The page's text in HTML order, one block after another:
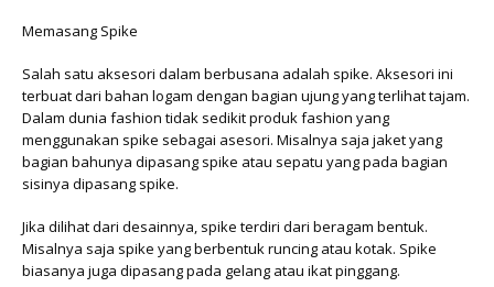
Memasang Spike
Salah satu aksesori dalam berbusana adalah spike. Aksesori ini
terbuat dari bahan logam dengan bagian ujung yang terlihat tajam.
Dalam dunia fashion tidak sedikit produk fashion yang
menggunakan spike sebagai asesori. Misalnya saja jaket yang
bagian bahunya dipasang spike atau sepatu yang pada bagian
sisinya dipasang spike.
Jika dilihat dari desainnya, spike terdiri dari beragam bentuk.
Misalnya saja spike yang berbentuk runcing atau kotak. Spike
biasanya juga dipasang pada gelang atau ikat pinggang.